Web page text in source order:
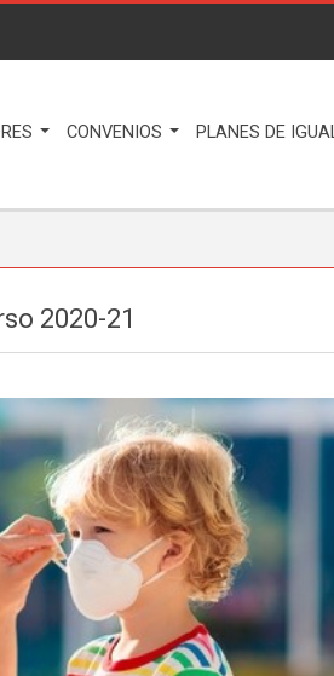
CONVENIOS PLANES DE
2020-21